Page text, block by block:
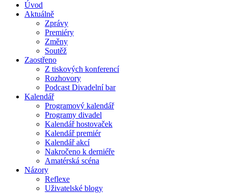
Úvod
Aktuálně
Zprávy
Premiéry
Změny
Soutěž
Zaostřeno
Z tiskových konferencí
Rozhovory
Podcast Divadelní bar
Kalendář
Programový kalendář
Programy divadel
Kalendář hostovaček
Kalendář premiér
Kalendář akcí
Nakročeno k derniéře
Amatérská scéna
Názory
Reflexe
Uživatelské blogy